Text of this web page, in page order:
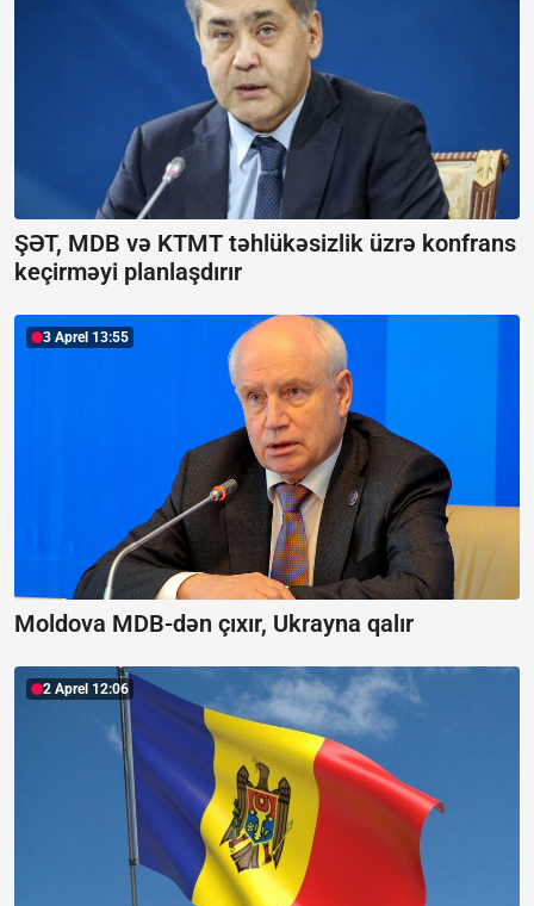
ŞƏT, MDB və KTMT təhlükəsizlik üzrə konfrans
keçirməyi planlaşdırır
3 Aprel 13:55
Moldova MDB-dən çıxır, Ukrayna qalır
2 Aprel 12:06